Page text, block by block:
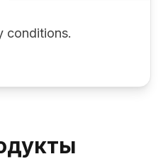
conditions.